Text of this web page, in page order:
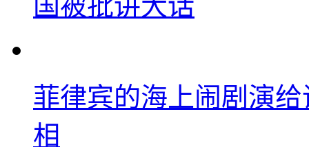
菲律宾的海上闹剧演
相